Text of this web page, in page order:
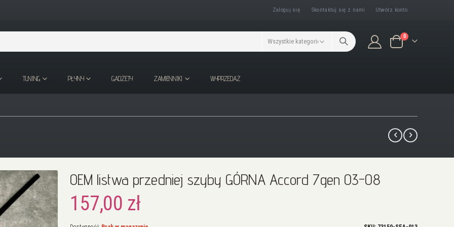
Zaloguj się Skontaktuj się z nami Utwórz konto
Koszyk
0produkty/ów
TUNING PŁYNY GADŻETY ZAMIENNIKI WYPRZEDAŻ
OEM listwa przedniej szyby GÓRNA Accord 7gen 03-08
157,00 zł